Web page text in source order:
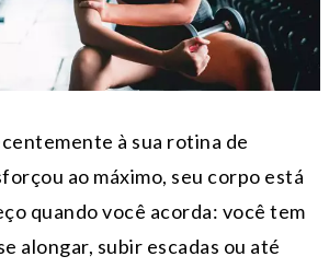
à sua rotina de
ao máximo, seu corpo está
quando você acorda: você tem
alongar, subir escadas ou até